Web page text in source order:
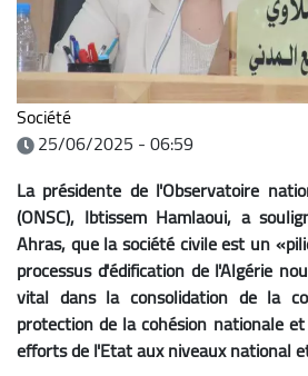
Société
25/06/2025 - 06:59
La présidente de l'Observatoire
(ONSC), Ibtissem Hamlaoui, a
Ahras, que la société civile est un
processus d'édification de l'Algérie
vital dans la consolidation de la
protection de la cohésion nationale
efforts de l'Etat aux niveaux national